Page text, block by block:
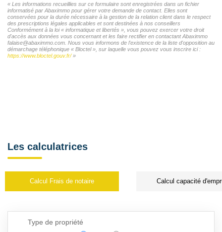
« Les informations recueillies sur ce formulaire sont enregistrées dans un fichier
informatisé par Abaximmo pour gérer votre demande de contact. Elles sont
conservées pour la durée nécessaire à la gestion de la relation client dans le respect
des prescriptions légales applicables et sont destinées à nos conseillers
Conformément à la loi « informatique et libertés », vous pouvez exercer votre droit
d'accès aux données vous concernant et les faire rectifier en contactant Abaximmo
falaise@abaximmo.com. Nous vous informons de l'existence de la liste d'opposition au
démarchage téléphonique « Bloctel », sur laquelle vous pouvez vous inscrire ici :
https://www.bloctel.gouv.fr/»
Les calculatrices
Calcul Frais de notaire Calcul capacité